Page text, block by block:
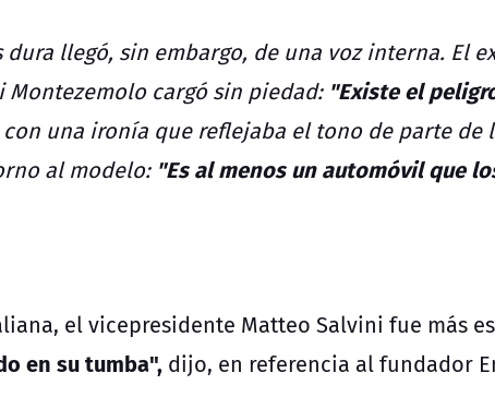
dura llegó, sin embargo, de una voz interna. El
Montezemolo cargó sin piedad: "Existe el
con una ironía que reflejaba el tono de parte de
al modelo: "Es al menos un automóvil que
el vicepresidente Matteo Salvini fue más
en su tumba", dijo, en referencia al fundador